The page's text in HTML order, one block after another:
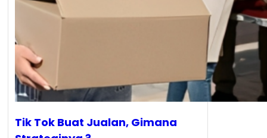
Tik Tok Buat Jualan, Gimana